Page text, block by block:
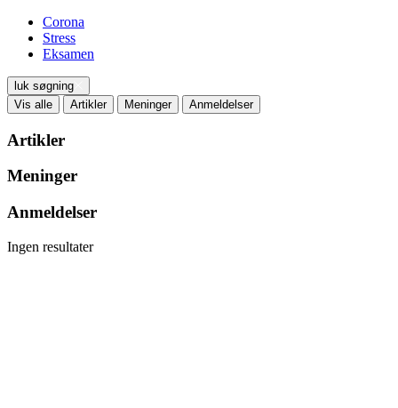
Corona
Stress
Eksamen
luk søgning
Vis alle
Artikler Meninger Anmeldelser
Artikler
Meninger
Anmeldelser
Ingen resultater